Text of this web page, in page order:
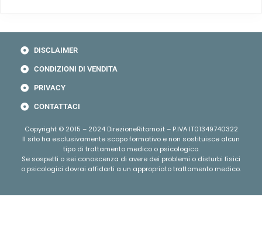
DISCLAIMER
CONDIZIONI DI VENDITA
PRIVACY
CONTATTACI
Copyright © 2015 – 2024 DirezioneRitorno.it – P.IVA IT01349740322
Il sito ha esclusivamente scopo formativo e non sostituisce alcun
tipo di trattamento medico o psicologico.
Se sospetti o sei conoscenza di avere dei problemi o disturbi fisici
o psicologici dovrai affidarti a un appropriato trattamento medico.